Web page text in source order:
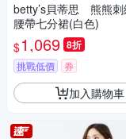
betty’s貝蒂思 熊熊刺
腰帶七分裙(白色)
$1,069 8折
挑戰低價 券
加入購物車